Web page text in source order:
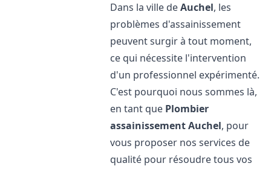
Dans la ville deAuchel, les
problèmes d'assainissement
peuvent surgir à tout moment,
ce qui nécessite l'intervention
d'un professionnel expérimenté.
C'est pourquoi nous sommes là,
en tant que Plombier
assainissementAuchel, pour
vous proposer nos services de
qualité pour résoudre tous vos